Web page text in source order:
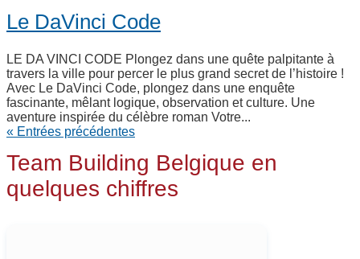
Le DaVinci Code
LE DA VINCI CODE Plongez dans une quête palpitante à
travers la ville pour percer le plus grand secret de l’histoire !
Avec Le DaVinci Code, plongez dans une enquête
fascinante, mêlant logique, observation et culture. Une
aventure inspirée du célèbre roman Votre...
« Entrées précédentes
Team Building Belgique en
quelques chiffres